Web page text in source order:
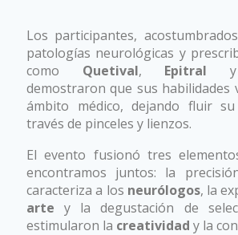
Los participantes,
patologías neurológicas y
como Quetival, Epitral
demostraron que sus habilidades
ámbito médico, dejando fluir su
través de pinceles y lienzos.
El evento fusionó tres
encontramos juntos: la
caracteriza a los neurólogos, la
arte y la degustación de
estimularon la creatividad y la